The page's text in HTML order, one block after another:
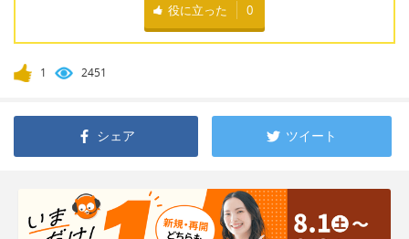
役に立った 0
1 2451
シェア ツイート